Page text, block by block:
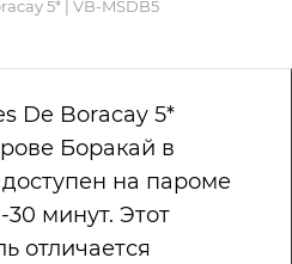
5* | VB-MSDB5
De Boracay 5*
Боракай в
на пароме
30 минут. Этот
отличается